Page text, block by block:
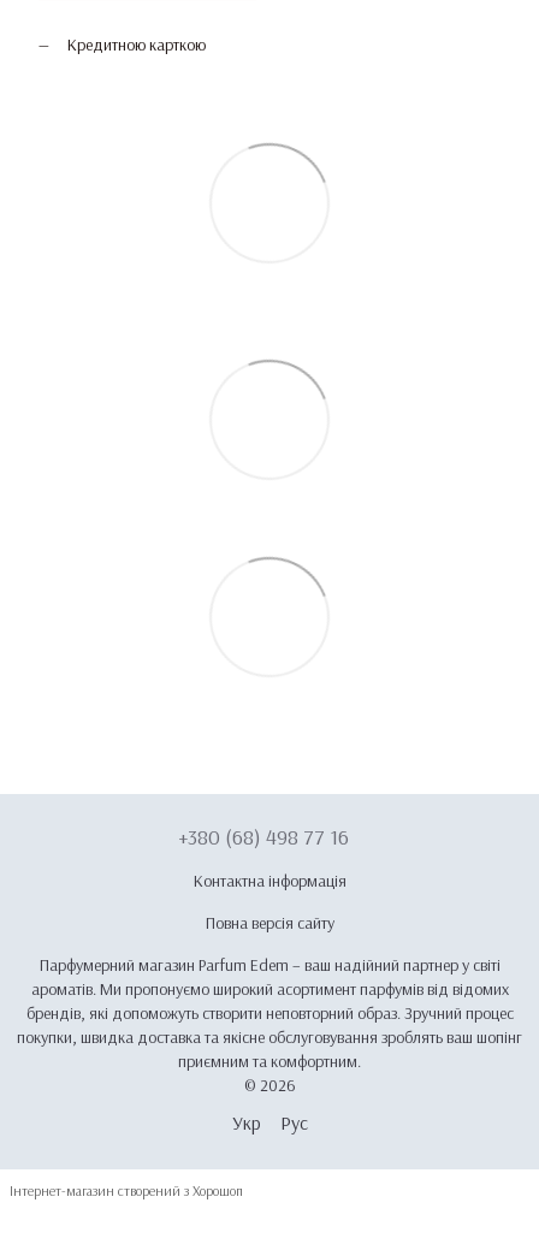
Кредитною карткою
+380 (68) 498 77 16
Контактна інформація
Повна версія сайту
Парфумерний магазин Parfum Edem – ваш надійний партнер у світі
ароматів. Ми пропонуємо широкий асортимент парфумів від відомих
брендів, які допоможуть створити неповторний образ. Зручний процес
покупки, швидка доставка та якісне обслуговування зроблять ваш шопінг
приємним та комфортним.
© 2026
Укр Рус
Інтернет-магазин створений з Хорошоп